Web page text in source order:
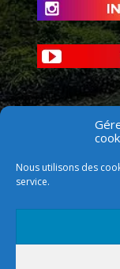
Nous utilisons des
service.